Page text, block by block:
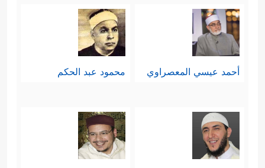
أحمد عيسي المعصراوي محمود عبد الحكم